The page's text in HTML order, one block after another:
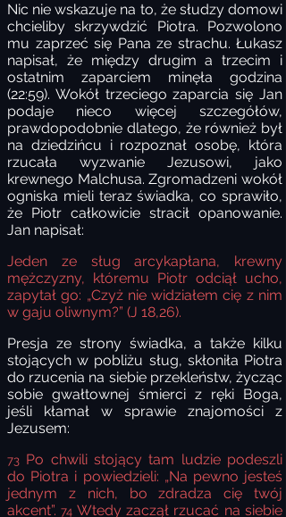
Nic nie wskazuje na to, że słudzy domowi
chcieliby skrzywdzić Piotra. Pozwolono
mu zaprzeć się Pana ze strachu. Łukasz
napisał, że między drugim a trzecim i
ostatnim zaparciem minęła godzina
(22:59). Wokół trzeciego zaparcia się Jan
podaje nieco więcej szczegółów,
prawdopodobnie dlatego, że również był
na dziedzińcu i rozpoznał osobę, która
rzucała wyzwanie Jezusowi, jako
krewnego Malchusa. Zgromadzeni wokół
ogniska mieli teraz świadka, co sprawiło,
że Piotr całkowicie stracił opanowanie.
Jan napisał:
Jeden ze sług arcykapłana, krewny
mężczyzny, któremu Piotr odciął ucho,
zapytał go: „Czyż nie widziałem cię z nim
w gaju oliwnym?” (J 18,26).
Presja ze strony świadka, a także kilku
stojących w pobliżu sług, skłoniła Piotra
do rzucenia na siebie przekleństw, życząc
sobie gwałtownej śmierci z ręki Boga,
jeśli kłamał w sprawie znajomości z
Jezusem:
73 Po chwili stojący tam ludzie podeszli
do Piotra i powiedzieli: „Na pewno jesteś
jednym z nich, bo zdradza cię twój
akcent”.74 Wtedy zaczął rzucać na siebie